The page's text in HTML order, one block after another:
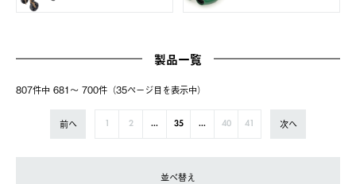
製品一覧
807件中 681〜 700件（35ページ⽬を表⽰中）
前へ 2 ... 35 ... 40 41 次へ
並べ替え